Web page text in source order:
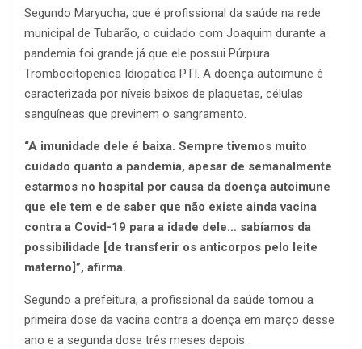
Segundo Maryucha, que é profissional da saúde na rede
municipal de Tubarão, o cuidado com Joaquim durante a
pandemia foi grande já que ele possui Púrpura
Trombocitopenica Idiopática PTI. A doença autoimune é
caracterizada por níveis baixos de plaquetas, células
sanguíneas que previnem o sangramento.
“A imunidade dele é baixa. Sempre tivemos muito
cuidado quanto a pandemia, apesar de semanalmente
estarmos no hospital por causa da doença autoimune
que ele tem e de saber que não existe ainda vacina
contra a Covid-19 para a idade dele… sabíamos da
possibilidade [de transferir os anticorpos pelo leite
materno]”, afirma.
Segundo a prefeitura, a profissional da saúde tomou a
primeira dose da vacina contra a doença em março desse
ano e a segunda dose três meses depois.